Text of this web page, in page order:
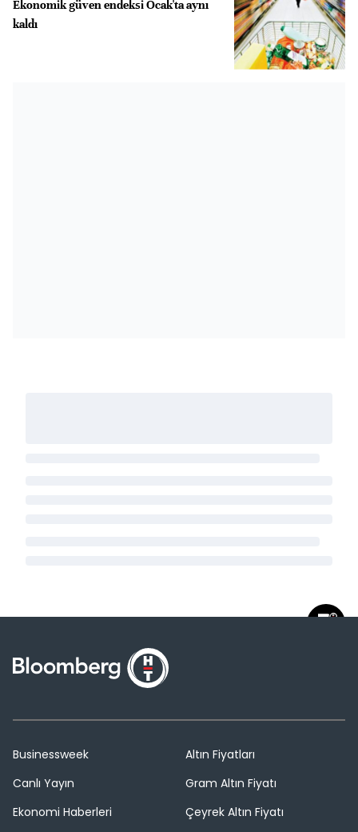
Ekonomik güven endeksi Ocak'ta aynı
kaldı
Businessweek
Canlı Yayın
Ekonomi Haberleri
Altın Fiyatları
Gram Altın Fiyatı
Çeyrek Altın Fiyatı